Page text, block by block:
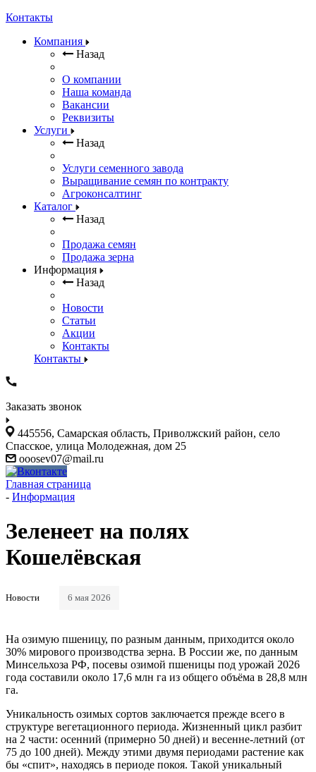
Контакты
Компания
Назад
О компании
Наша команда
Вакансии
Реквизиты
Услуги
Назад
Услуги семенного завода
Выращивание семян по контракту
Агроконсалтинг
Каталог
Назад
Продажа семян
Продажа зерна
Информация
Назад
Новости
Статьи
Акции
Контакты
Контакты
Заказать звонок
445556, Самарская область, Приволжский район, село
Спасское, улица Молодежная, дом 25
ooosev07@mail.ru
Главная страница
- Информация
Зеленеет на полях
Кошелёвская
Новости 6 мая 2026
На озимую пшеницу, по разным данным, приходится около
30% мирового производства зерна. В России же, по данным
Минсельхоза РФ, посевы озимой пшеницы под урожай 2026
года составили около 17,6 млн га из общего объёма в 28,8 млн
га.
Уникальность озимых сортов заключается прежде всего в
структуре вегетационного периода. Жизненный цикл разбит
на 2 части: осенний (примерно 50 дней) и весенне-летний (от
75 до 100 дней). Между этими двумя периодами растение как
бы «спит», находясь в периоде покоя. Такой уникальный